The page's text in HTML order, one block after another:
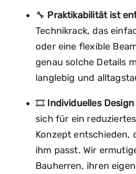
🔧 Praktikabilität ist
Technikrack, das
oder eine flexible
genau solche Details
langlebig und
🎞️ Individuelles
sich für ein
Konzept entschieden,
ihm passt. Wir
Bauherren, ihren